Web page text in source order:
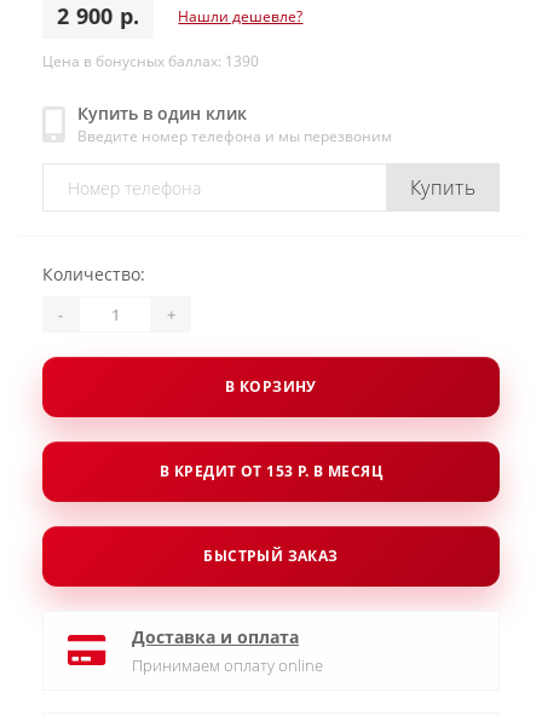
2 900 р. Нашли дешевле?
Цена в бонусных баллах: 1390
Купить в один клик
Введите номер телефона и мы перезвоним
Купить
Количество:
- +
В КОРЗИНУ
В КРЕДИТ ОТ 153 Р. В МЕСЯЦ
БЫСТРЫЙ ЗАКАЗ
Доставка и оплата
Принимаем оплату online